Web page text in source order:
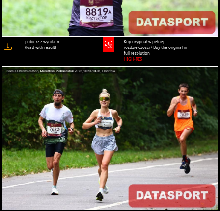
pobierz z wynikiem
(load with result)
Kup oryginał w pełnej
rozdzielczości / Buy the original in
full resolution
HIGH-RES